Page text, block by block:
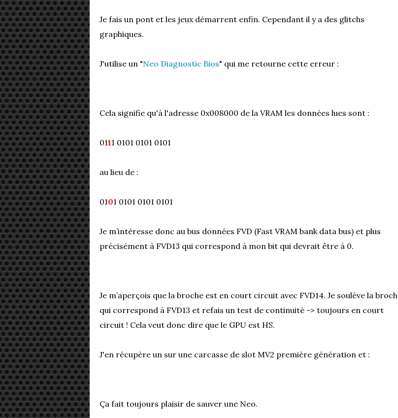
Je fais un pont et les jeux démarrent enfin. Cependant il y a des glitchs
graphiques.
J'utilise un "Neo Diagnostic Bios" qui me retourne cette erreur :
Cela signifie qu'à l'adresse 0x008000 de la VRAM les données lues sont :
0111 0101 0101 0101
au lieu de :
0101 0101 0101 0101
Je m’intéresse donc au bus données FVD (Fast VRAM bank data bus) et plus
précisément à FVD13 qui correspond à mon bit qui devrait être à 0.
Je m’aperçois que la broche est en court circuit avec FVD14. Je soulève la
qui correspond à FVD13 et refais un test de continuité -> toujours en court
circuit ! Cela veut donc dire que le GPU est HS.
J'en récupère un sur une carcasse de slot MV2 première génération et :
Ça fait toujours plaisir de sauver une Neo.